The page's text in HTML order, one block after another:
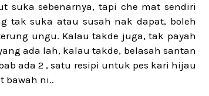
suka sebenarnya, tapi che mat sendiri
tak suka atau susah nak dapat, boleh
ungu. Kalau takde juga, tak payah
ada lah, kalau takde, belasah santan
ada 2 , satu resipi untuk pes kari hijau
bawah ni..